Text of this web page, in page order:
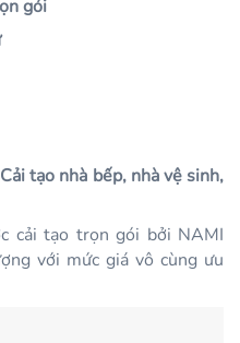
gói
tạo nhà bếp, nhà vệ sinh,
cải tạo trọn gói bởi NAMI
với mức giá vô cùng ưu